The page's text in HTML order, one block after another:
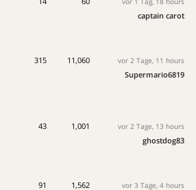
captain carot
315 11,060 vor 2 Tage, 11 hours
Supermario6819
43 1,001 vor 2 Tage, 13 hours
ghostdog83
91 1,562 vor 3 Tage, 4 hours